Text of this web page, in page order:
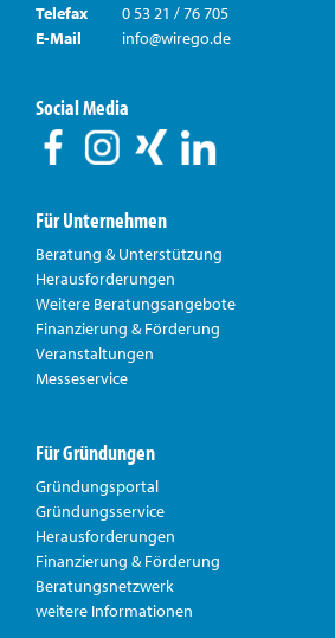
Telefax
0 53 21 / 76 705
E-Mail
info@wirego.de
Social Media
Für Unternehmen
Beratung & Unterstützung
Herausforderungen
Weitere Beratungsangebote
Finanzierung & Förderung
Veranstaltungen
Messeservice
Für Gründungen
Gründungsportal
Gründungsservice
Herausforderungen
Finanzierung & Förderung
Beratungsnetzwerk
weitere Informationen